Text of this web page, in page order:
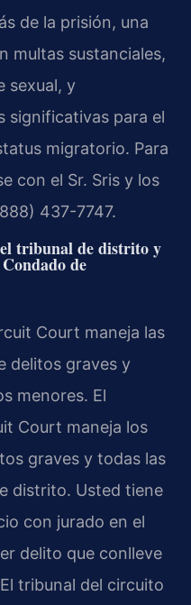
de la prisión, una
multas sustanciales,
sexual, y
significativas para el
migratorio. Para
con el Sr. Sris y los
437-7747.
tribunal de distrito y
de
Court maneja las
delitos graves y
menores. El
Court maneja los
graves y todas las
distrito. Usted tiene
con jurado en el
delito que conlleve
tribunal del circuito